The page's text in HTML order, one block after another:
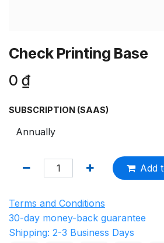
Check Printing Base
0 ₫
SUBSCRIPTION (SAAS)
Add
Terms and Conditions
30-day money-back guarantee
Shipping: 2-3 Business Days